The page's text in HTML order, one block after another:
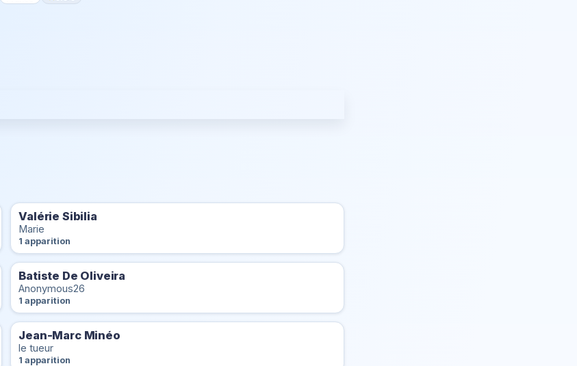
Valérie Sibilia
Marie
1 apparition
Batiste De Oliveira
Anonymous26
1 apparition
Jean-Marc Minéo
le tueur
1 apparition